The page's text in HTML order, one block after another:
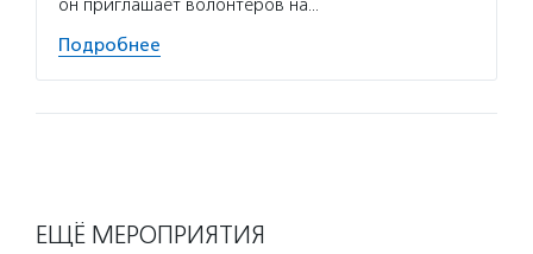
он приглашает волонтеров на…
Подробнее
ЕЩЁ МЕРОПРИЯТИЯ